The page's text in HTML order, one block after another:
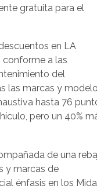
gratuita para el
en LA
conforme a las
del
las marcas y
hasta 76
pero un 40%
de una
y marcas de
énfasis en los